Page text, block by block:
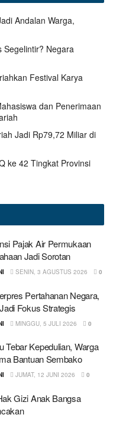
Andalan Warga,
Segelintir? Negara
Festival Karya
dan Penerimaan
Jadi Rp79,72 Miliar di
ke 42 Tingkat Provinsi
Pajak Air Permukaan
Jadi Sorotan
SENIN, 3 AGUSTUS 2026 0
Pertahanan Negara,
Fokus Strategis
MINGGU, 5 JULI 2026 0
Tebar Kepedulian, Warga
Bantuan Sembako
JUMAT, 12 JUNI 2026 0
Gizi Anak Bangsa